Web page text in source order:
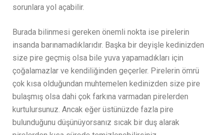
sorunlara yol açabilir.
Burada bilinmesi gereken önemli nokta ise pirelerin
insanda barınamadıklarıdır. Başka bir deyişle kedinizden
size pire geçmiş olsa bile yuva yapamadıkları için
çoğalamazlar ve kendiliğinden geçerler. Pirelerin ömrü
çok kısa olduğundan muhtemelen kedinizden size pire
bulaşmış olsa dahi çok farkına varmadan pirelerden
kurtulursunuz. Ancak eğer üstünüzde fazla pire
bulunduğunu düşünüyorsanız sıcak bir duş alarak